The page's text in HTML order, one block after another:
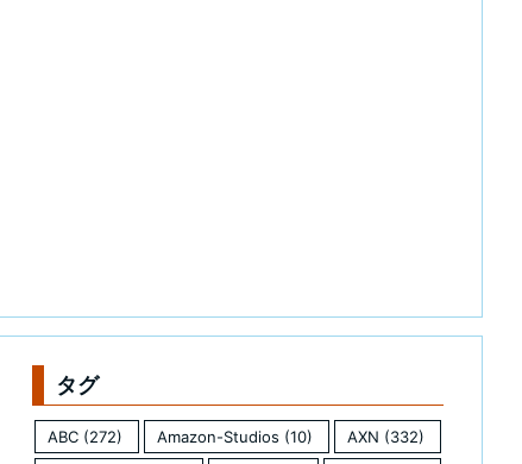
タグ
ABC (272) Amazon-Studios (10) AXN (332)